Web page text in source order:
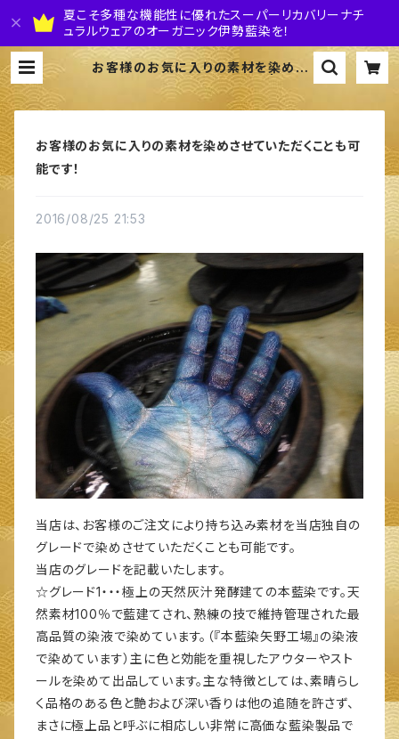
夏こそ多種な機能性に優れたスーパーリカバリーナチ
ュラルウェアのオーガニック伊勢藍染を！
お客様のお気に入りの素材を染めさ
せていただくことも可能です！ | 株式
会社 伊勢藍JAPAN
お客様のお気に入りの素材を染めさせていただくことも可
能です！
2016/08/25 21:53
当店は、お客様のご注文により持ち込み素材を当店独自の
グレードで染めさせていただくことも可能です。
当店のグレードを記載いたします。
☆グレード1・・・極上の天然灰汁発酵建ての本藍染です。天
然素材100％で藍建てされ、熟練の技で維持管理された最
高品質の染液で染めています。（『本藍染矢野工場』の染液
で染めています）主に色と効能を重視したアウターやスト
ールを染めて出品しています。主な特徴としては、素晴らし
く品格のある色と艶および深い香りは他の追随を許さず、
まさに極上品と呼ぶに相応しい非常に高価な藍染製品で